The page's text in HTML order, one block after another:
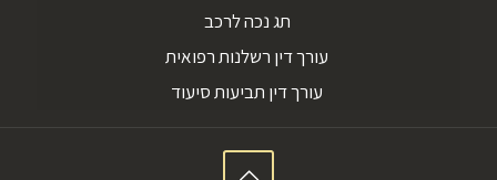
תג נכה לרכב
עורך דין רשלנות רפואית
עורך דין תביעות סיעוד